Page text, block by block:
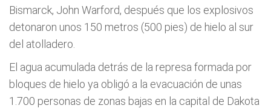
Bismarck, John Warford, después que los explosivos
detonaron unos 150 metros (500 pies) de hielo al sur
del atolladero.
El agua acumulada detrás de la represa formada por
bloques de hielo ya obligó a la evacuación de unas
1.700 personas de zonas bajas en la capital de Dakota